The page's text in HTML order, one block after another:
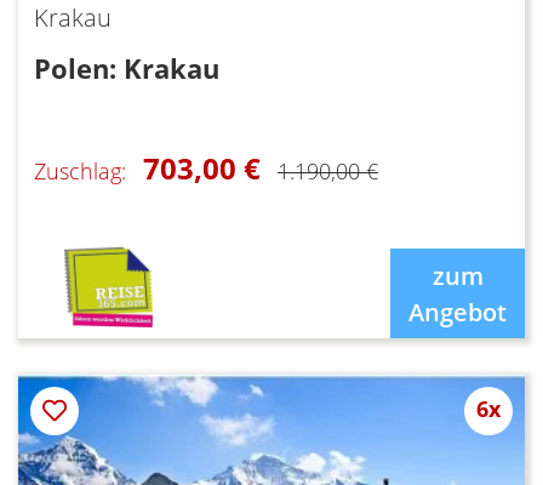
Krakau
Polen: Krakau
Zuschlag: 703,00 € 1.190,00 €
zum
Angebot
6x